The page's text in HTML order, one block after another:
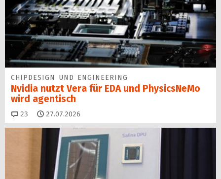
CHIPDESIGN UND ENGINEERING
Nvidia nutzt Vera für EDA und PhysicsNeMo
wird agentisch
23 Kommentare
27.07.2026